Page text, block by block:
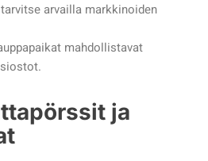
arvailla markkinoiden
mahdollistavat
ja